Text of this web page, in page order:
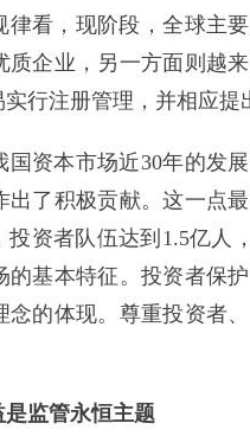
，现阶段，全球主要
质企业，另一方面则越
行注册管理，并相应提
本市场近30年的发展
出了积极贡献。这一点
资者队伍达到1.5亿人
的基本特征。投资者保
念的体现。尊重投资者
监管永恒主题